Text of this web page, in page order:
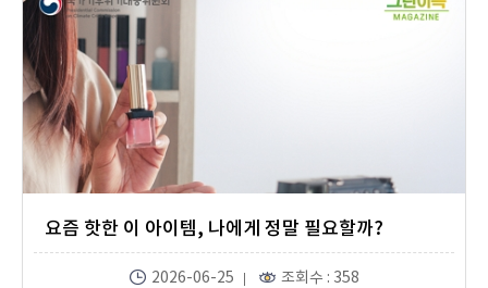
요즘 핫한 이 아이템, 나에게 정말 필요할까?
2026-06-25 조회수 : 358